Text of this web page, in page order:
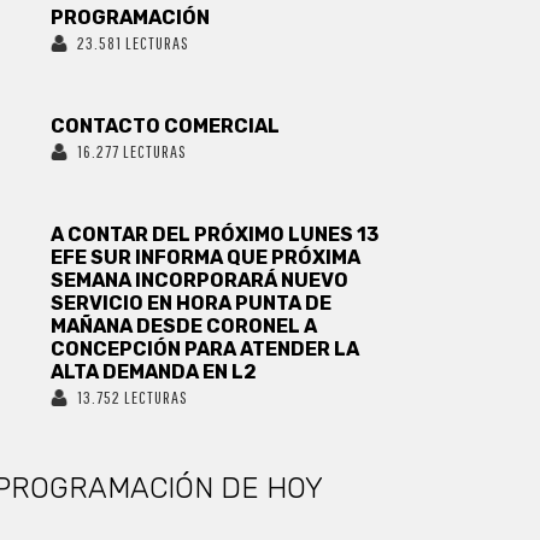
PROGRAMACIÓN
23.581 LECTURAS
CONTACTO COMERCIAL
16.277 LECTURAS
A CONTAR DEL PRÓXIMO LUNES 13
EFE SUR INFORMA QUE PRÓXIMA
SEMANA INCORPORARÁ NUEVO
SERVICIO EN HORA PUNTA DE
MAÑANA DESDE CORONEL A
CONCEPCIÓN PARA ATENDER LA
ALTA DEMANDA EN L2
13.752 LECTURAS
DE HOY